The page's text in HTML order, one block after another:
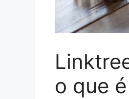
o que